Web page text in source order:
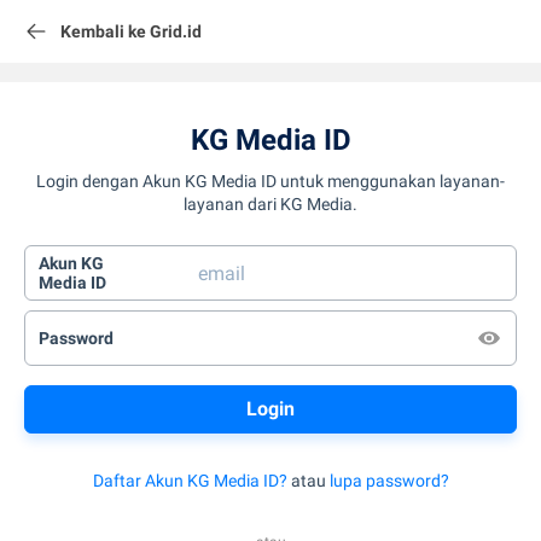
Kembali ke Grid.id
KG Media ID
Login dengan Akun KG Media ID untuk menggunakan layanan-
layanan dari KG Media.
Akun KG
Media ID
Password
Daftar Akun KG Media ID? atau lupa password?